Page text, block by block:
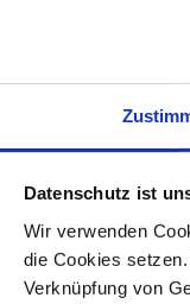
Datenschutz ist
Wir verwenden
die Cookies
Verknüpfung von